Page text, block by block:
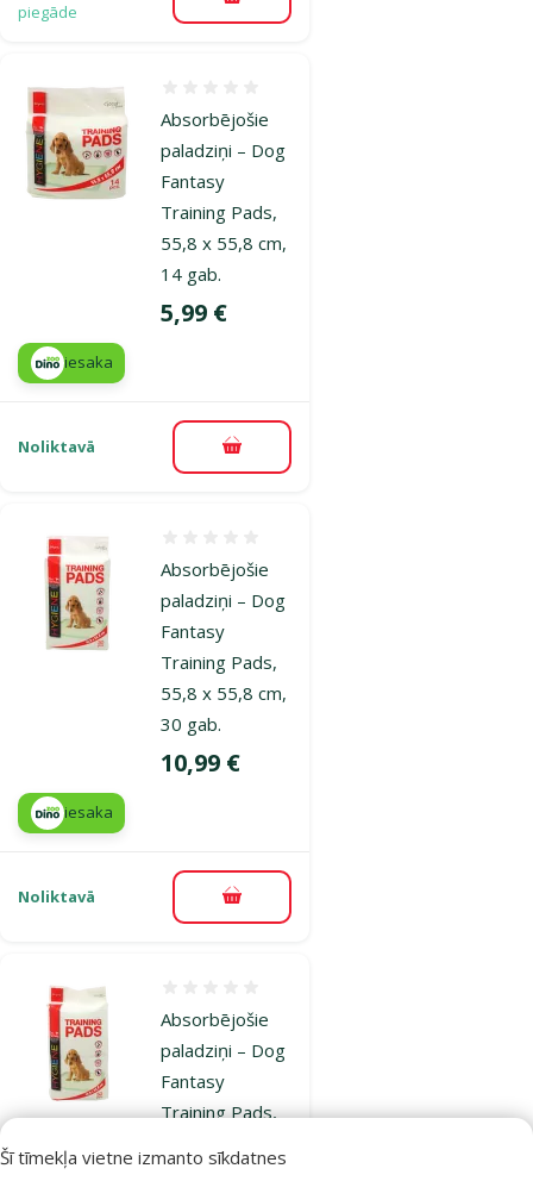
Šī tīmekļa vietne izmanto sīkdatnes
piegāde
Pievienot grozam
Absorbējošie
paladziņi – Dog
Fantasy
Training Pads,
55,8 x 55,8 cm,
14 gab.
Cena
5,99 €
iesaka
Noliktavā Pievienot grozam
Absorbējošie
paladziņi – Dog
Fantasy
Training Pads,
55,8 x 55,8 cm,
30 gab.
Cena
10,99 €
iesaka
Noliktavā Pievienot grozam
Absorbējošie
paladziņi – Dog
Fantasy
Training Pads,